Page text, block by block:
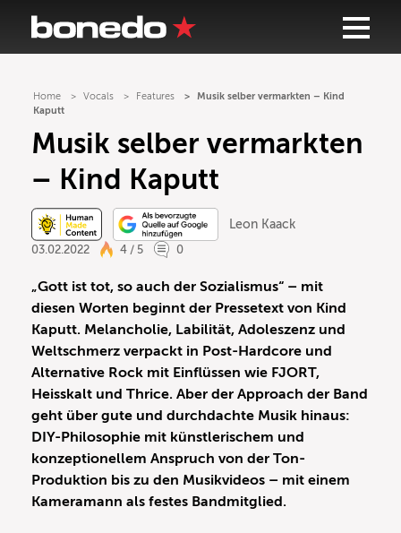
Home Vocals Features
Musik selber vermarkten – Kind
Kaputt
Musik selber vermarkten
– Kind Kaputt
Leon Kaack
03.02.2022
4 / 5 0
„Gott ist tot, so auch der Sozialismus“ – mit
diesen Worten beginnt der Pressetext von Kind
Kaputt. Melancholie, Labilität, Adoleszenz und
Weltschmerz verpackt in Post-Hardcore und
Alternative Rock mit Einflüssen wie FJORT,
Heisskalt und Thrice. Aber der Approach der Band
geht über gute und durchdachte Musik hinaus:
DIY-Philosophie mit künstlerischem und
konzeptionellem Anspruch von der Ton-
Produktion bis zu den Musikvideos – mit einem
Kameramann als festes Bandmitglied.